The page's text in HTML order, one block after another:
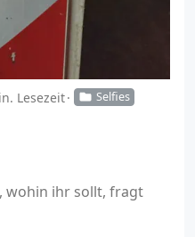
Lesezeit
Selfies
wohin ihr sollt, fragt